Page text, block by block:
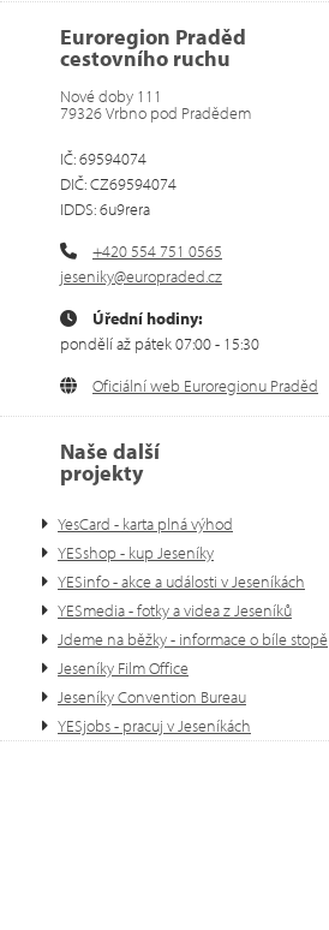
Euroregion Praděd
cestovního ruchu
Nové doby 111
79326 Vrbno pod Pradědem
IČ: 69594074
DIČ: CZ69594074
IDDS: 6u9rera
+420 554 751 0565
jeseniky@europraded.cz
Úřední hodiny:
pondělí až pátek 07:00 - 15:30
Oficiální web Euroregionu Praděd
Naše další
projekty
YesCard - karta plná výhod
YESshop - kup Jeseníky
YESinfo - akce a události v Jeseníkách
YESmedia - fotky a videa z Jeseníků
Jdeme na běžky - informace o bíle stopě
Jeseníky Film Office
Jeseníky Convention Bureau
YESjobs - pracuj v Jeseníkách